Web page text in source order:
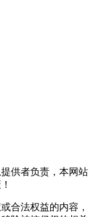
供者负责，本网站
合法权益的内容，